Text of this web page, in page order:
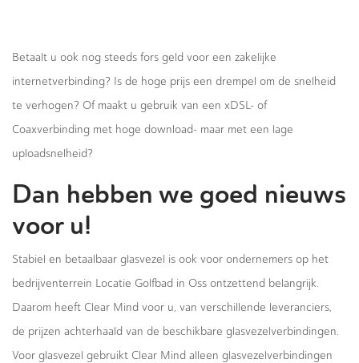
Betaalt u ook nog steeds fors geld voor een zakelijke
internetverbinding? Is de hoge prijs een drempel om de snelheid
te verhogen? Of maakt u gebruik van een xDSL- of
Coaxverbinding met hoge download- maar met een lage
uploadsnelheid?
Dan hebben we goed nieuws
voor u!
Stabiel en betaalbaar glasvezel is ook voor ondernemers op het
bedrijventerrein Locatie Golfbad in Oss ontzettend belangrijk.
Daarom heeft Clear Mind voor u, van verschillende leveranciers,
de prijzen achterhaald van de beschikbare glasvezelverbindingen.
Voor glasvezel gebruikt Clear Mind alleen glasvezelverbindingen